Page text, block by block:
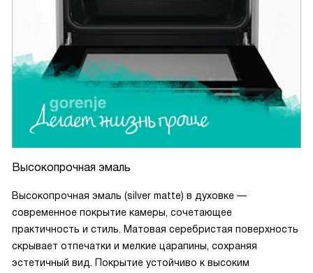
Высокопрочная эмаль
Высокопрочная эмаль (silver matte) в духовке —
современное покрытие камеры, сочетающее
практичность и стиль. Матовая серебристая поверхность
скрывает отпечатки и мелкие царапины, сохраняя
эстетичный вид. Покрытие устойчиво к высоким